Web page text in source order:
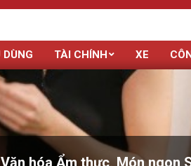
TÀI CHÍNH XE
hóa Ẩm thực, Món